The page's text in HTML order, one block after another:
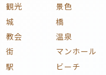
観光
景色
城
橋
教会
温泉
街
マンホール
駅
ビーチ